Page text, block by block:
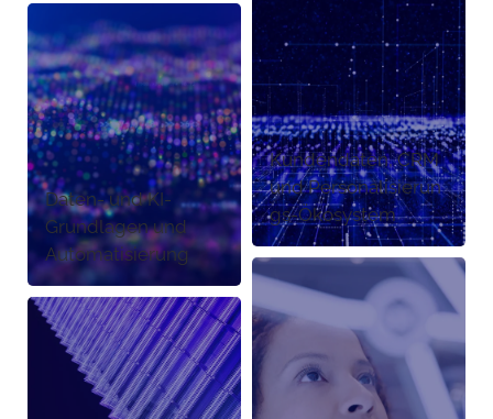
Daten- und KI-
Grundlagen und
Automatisierung
Kundendaten, CRM
und Personalisierun
gs-Ökosystem